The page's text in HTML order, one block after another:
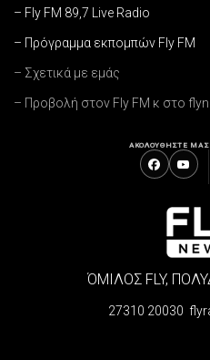
– Fly FM 89,7 Live Radio
– Πρόγραμμα εκπομπών Fly FM
– Σχετικά με εμάς
– Προβολή στον Fly FM κ στο
ΑΚΟΛΟΥΘΗΣΤΕ ΜΑΣ
ΌΜΙΛΟΣ FLY,
27310 20030